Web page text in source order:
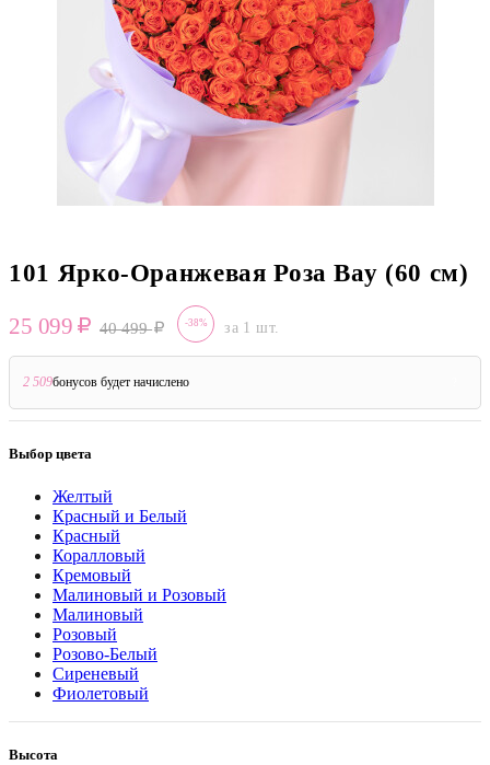
101 Ярко-Оранжевая Роза Вау (60 см)
25 099 40 499 -38% за 1 шт.
2 509бонусов будет начислено
Выбор цвета
Желтый
Красный и Белый
Красный
Коралловый
Кремовый
Малиновый и Розовый
Малиновый
Розовый
Розово-Белый
Сиреневый
Фиолетовый
Высота